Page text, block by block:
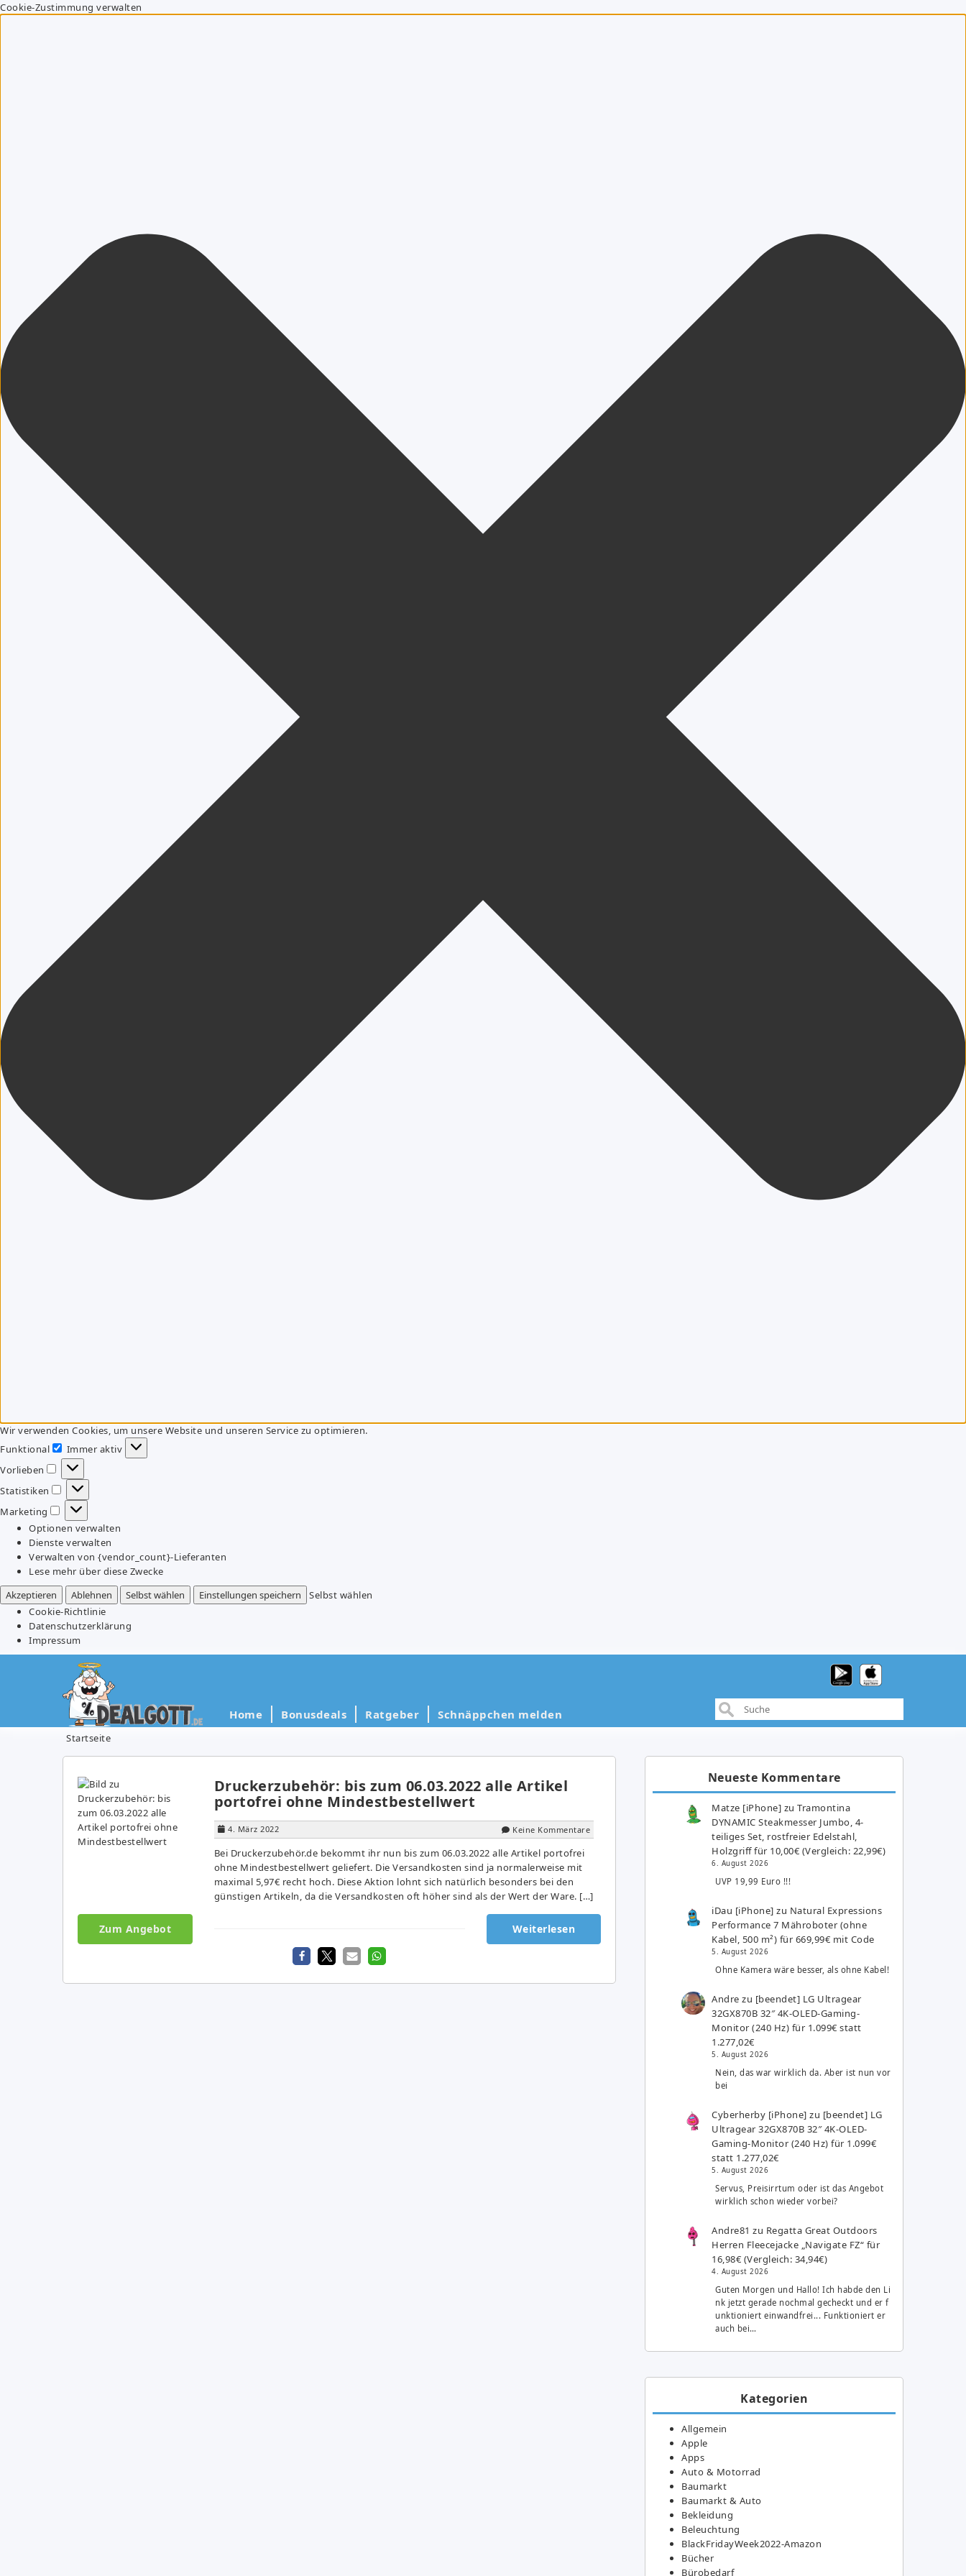
Cookie-Zustimmung verwalten
Wir verwenden Cookies, um unsere Website und unseren Service zu optimieren.
Funktional
Funktional
Immer aktiv
Vorlieben
Vorlieben
Statistiken
Statistiken
Marketing
Marketing
Optionen verwalten
Dienste verwalten
Verwalten von {vendor_count}-Lieferanten
Lese mehr über diese Zwecke
Akzeptieren
Ablehnen Selbst wählen Einstellungen speichern
Selbst wählen
Cookie-Richtlinie
Datenschutzerklärung
Impressum
Home Bonusdeals Ratgeber Schnäppchen melden
Startseite
Druckerzubehör: bis zum 06.03.2022 alle Artikel
portofrei ohne Mindestbestellwert
4. März 2022 Keine Kommentare
Bei Druckerzubehör.de bekommt ihr nun bis zum 06.03.2022 alle Artikel portofrei
ohne Mindestbestellwert geliefert. Die Versandkosten sind ja normalerweise mit
maximal 5,97€ recht hoch. Diese Aktion lohnt sich natürlich besonders bei den
günstigen Artikeln, da die Versandkosten oft höher sind als der Wert der Ware. […]
Zum Angebot Weiterlesen
Neueste Kommentare
Matze [iPhone] zuTramontina
DYNAMIC Steakmesser Jumbo, 4-
teiliges Set, rostfreier Edelstahl,
Holzgriff für 10,00€ (Vergleich: 22,99€)
6. August 2026
UVP 19,99 Euro !!!
iDau [iPhone] zu Natural Expressions
Performance 7 Mähroboter (ohne
Kabel, 500 m²) für 669,99€ mit Code
5. August 2026
Ohne Kamera wäre besser, als ohne Kabel!
Andre zu [beendet] LG Ultragear
32GX870B 32″ 4K-OLED-Gaming-
Monitor (240 Hz) für 1.099€ statt
1.277,02€
5. August 2026
Nein, das war wirklich da. Aber ist nun vor
bei
Cyberherby [iPhone] zu [beendet] LG
Ultragear 32GX870B 32″ 4K-OLED-
Gaming-Monitor (240 Hz) für 1.099€
statt 1.277,02€
5. August 2026
Servus, Preisirrtum oder ist das Angebot
wirklich schon wieder vorbei?
Andre81 zu Regatta Great Outdoors
Herren Fleecejacke „Navigate FZ“ für
16,98€ (Vergleich: 34,94€)
4. August 2026
Guten Morgen und Hallo! Ich habde den Li
nk jetzt gerade nochmal gecheckt und er f
unktioniert einwandfrei... Funktioniert er
auch bei…
Kategorien
Allgemein
Apple
Apps
Auto & Motorrad
Baumarkt
Baumarkt & Auto
Bekleidung
Beleuchtung
BlackFridayWeek2022-Amazon
Bücher
Bürobedarf